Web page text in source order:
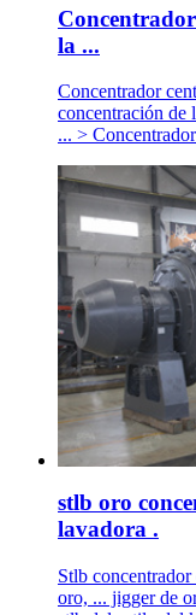
la ...
Concentrador
concentración de
... >
stlb oro
lavadora .
Stlb
oro, ... jigger de